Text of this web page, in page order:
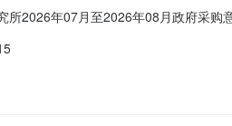
所2026年07月至2026年08月政府采
足的要求:1.25p壁挂式预计采购时间